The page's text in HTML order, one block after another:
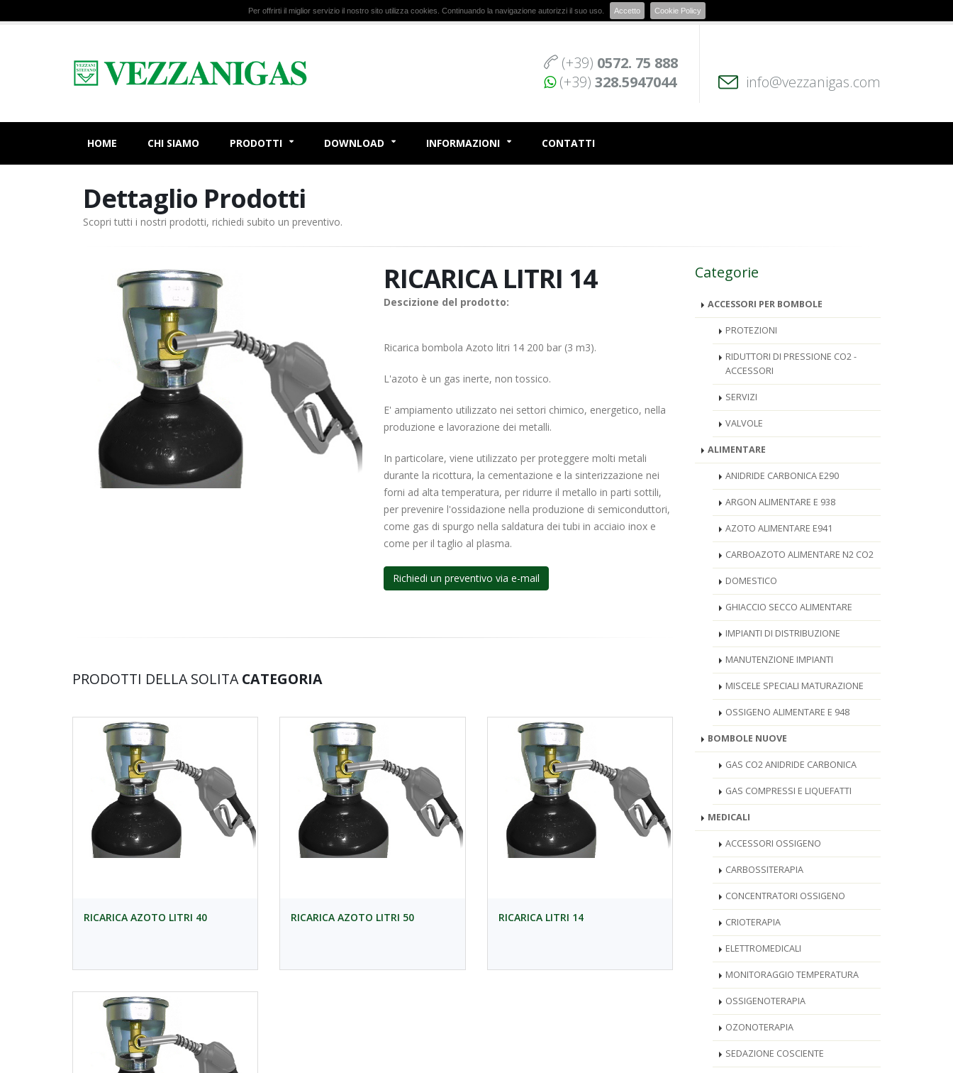
Per offrirti il miglior servizio il nostro sito utilizza cookies. Continuando la navigazione autorizzi il suo uso. Accetto Cookie Policy
(+39) 0572. 75 888
(+39) 328.5947044 info@vezzanigas.com
HOME CHI SIAMO PRODOTTI DOWNLOAD INFORMAZIONI CONTATTI
Dettaglio Prodotti
Scopri tutti i nostri prodotti, richiedi subito un preventivo.
RICARICA LITRI 14
Descizione del prodotto:
Ricarica bombola Azoto litri 14 200 bar (3 m3).
L'azoto è un gas inerte, non tossico.
E' ampiamento utilizzato nei settori chimico, energetico, nella
produzione e lavorazione dei metalli.
In particolare, viene utilizzato per proteggere molti metali
durante la ricottura, la cementazione e la sinterizzazione nei
forni ad alta temperatura, per ridurre il metallo in parti sottili,
per prevenire l'ossidazione nella produzione di semiconduttori,
come gas di spurgo nella saldatura dei tubi in acciaio inox e
come per il taglio al plasma.
Richiedi un preventivo via e-mail
PRODOTTI DELLA SOLITACATEGORIA
RICARICA AZOTO LITRI 40 RICARICA AZOTO LITRI 50 RICARICA LITRI 14
Categorie
ACCESSORI PER BOMBOLE
PROTEZIONI
RIDUTTORI DI PRESSIONE CO2 -
ACCESSORI
SERVIZI
VALVOLE
ALIMENTARE
ANIDRIDE CARBONICA E290
ARGON ALIMENTARE E 938
AZOTO ALIMENTARE E941
CARBOAZOTO ALIMENTARE N2 CO2
DOMESTICO
GHIACCIO SECCO ALIMENTARE
IMPIANTI DI DISTRIBUZIONE
MANUTENZIONE IMPIANTI
MISCELE SPECIALI MATURAZIONE
OSSIGENO ALIMENTARE E 948
BOMBOLE NUOVE
GAS CO2 ANIDRIDE CARBONICA
GAS COMPRESSI E LIQUEFATTI
MEDICALI
ACCESSORI OSSIGENO
CARBOSSITERAPIA
CONCENTRATORI OSSIGENO
CRIOTERAPIA
ELETTROMEDICALI
MONITORAGGIO TEMPERATURA
OSSIGENOTERAPIA
OZONOTERAPIA
SEDAZIONE COSCIENTE